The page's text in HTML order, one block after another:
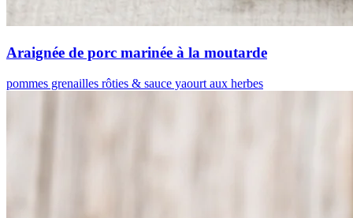
Araignée de porc marinée à la moutarde
pommes grenailles rôties & sauce yaourt aux herbes